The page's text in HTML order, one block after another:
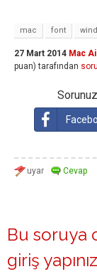
mac font
27 Mart 2014 Mac
puan) tarafından
Bu soruya
giriş yapınız